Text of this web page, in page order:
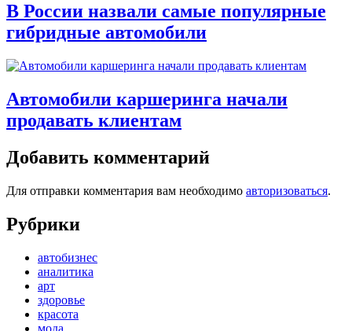
В России назвали самые популярные
гибридные автомобили
Автомобили каршеринга начали
продавать клиентам
Добавить комментарий
Для отправки комментария вам необходимо авторизоваться.
Рубрики
автобизнес
аналитика
арт
здоровье
красота
мода